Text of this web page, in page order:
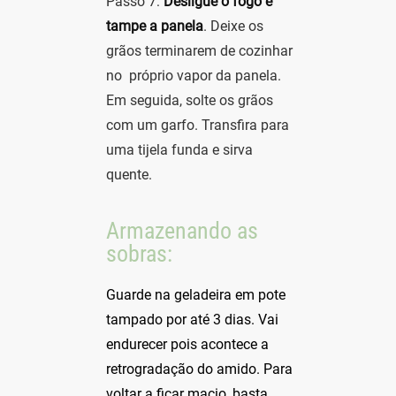
tampe a panela. Deixe os
grãos terminarem de cozinhar
no próprio vapor da panela.
Em seguida, solte os grãos
com um garfo. Transfira para
uma tijela funda e sirva
quente.
Armazenando as
sobras:
Guarde na geladeira em pote
tampado por até 3 dias. Vai
endurecer pois acontece a
retrogradação do amido. Para